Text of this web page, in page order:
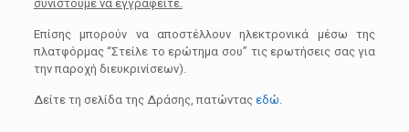
συνιστούμε να εγγραφείτε.
Επίσης μπορούν να αποστέλλουν ηλεκτρονικά μέσω της
πλατφόρμας “Στείλε το ερώτημα σου” τις ερωτήσεις σας για
την παροχή διευκρινίσεων).
Δείτε τη σελίδα της Δράσης, πατώντας εδώ.